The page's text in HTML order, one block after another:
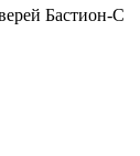
Бастион-С